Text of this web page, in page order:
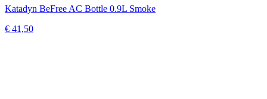
Katadyn BeFree AC Bottle 0.9L Smoke
€ 41,50